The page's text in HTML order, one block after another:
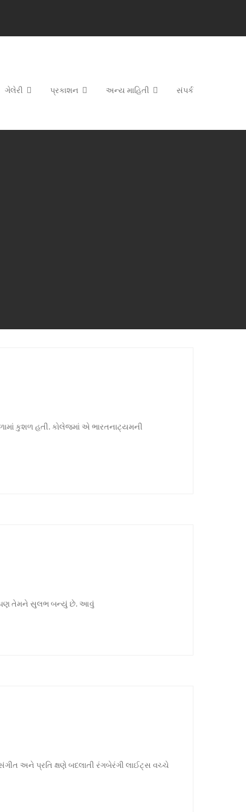
ગેલેરી પ્રકાશન અન્ય માહિતી સંપર્ક
કુશળ હતી. કોલેજમાં એ ભારતનાટ્યમની
પણ તેમને સુલભ બન્યું છે. આવું
અને પ્રતિ ક્ષણે બદલાતી રંગબેરંગી લાઈટ્સ વચ્ચે